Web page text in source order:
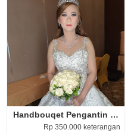
Handbouqet Pengantin
Rp 350.000 keterangan